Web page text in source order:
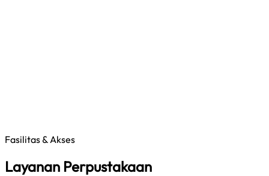
Fasilitas & Akses
Layanan Perpustakaan